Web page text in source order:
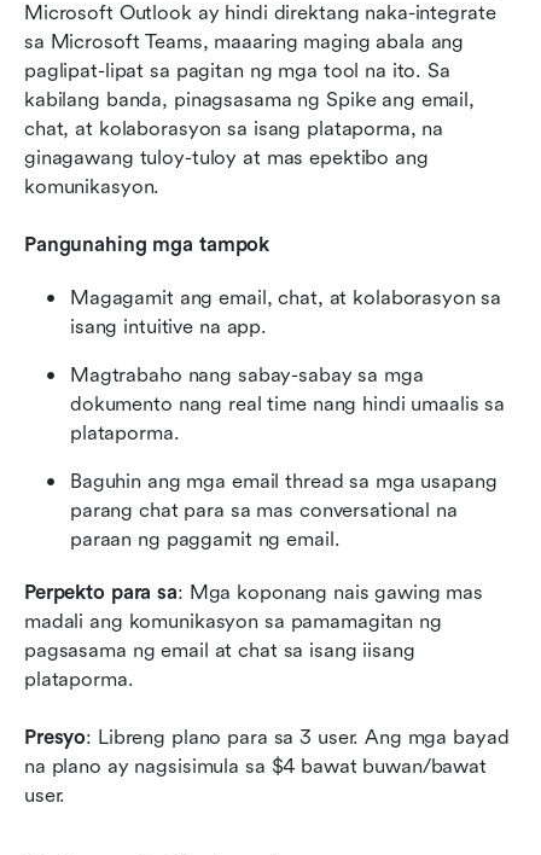
Microsoft Outlook ay hindi direktang naka-integrate
sa Microsoft Teams, maaaring maging abala ang
paglipat-lipat sa pagitan ng mga tool na ito. Sa
kabilang banda, pinagsasama ng Spike ang email,
chat, at kolaborasyon sa isang plataporma, na
ginagawang tuloy-tuloy at mas epektibo ang
komunikasyon.
Pangunahing mga tampok
Magagamit ang email, chat, at kolaborasyon sa
isang intuitive na app.
Magtrabaho nang sabay-sabay sa mga
dokumento nang real time nang hindi umaalis sa
plataporma.
Baguhin ang mga email thread sa mga usapang
parang chat para sa mas conversational na
paraan ng paggamit ng email.
Perpekto para sa: Mga koponang nais gawing mas
madali ang komunikasyon sa pamamagitan ng
pagsasama ng email at chat sa isang iisang
plataporma.
Presyo: Libreng plano para sa 3 user. Ang mga bayad
na plano ay nagsisimula sa $4 bawat buwan/bawat
user.